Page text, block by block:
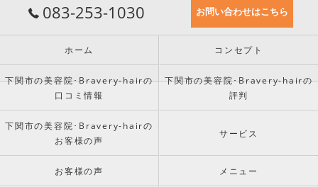
083-253-1030 お問い合わせはこちら
ホーム コンセプト
下関市の美容院･Bravery-hairの
口コミ情報
下関市の美容院･Bravery-hairの
評判
下関市の美容院･Bravery-hairの
お客様の声
サービス
お客様の声 メニュー